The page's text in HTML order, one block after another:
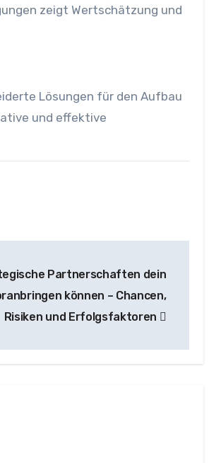
zeigt Wertschätzung und
Lösungen für den Aufbau
und effektive
Partnerschaften dein
können – Chancen,
Risiken und Erfolgsfaktoren